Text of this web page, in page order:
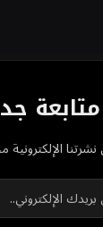
الإلكترونية